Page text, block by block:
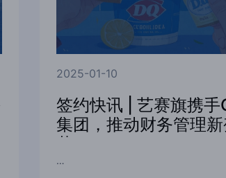
2025-01-10
签约快讯 | 艺赛旗携手
集团，推动财务管理
革
…